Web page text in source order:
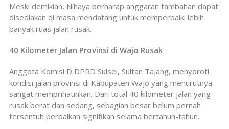
Meski demikian, Nihaya berharap anggaran tambahan dapat
disediakan di masa mendatang untuk memperbaiki lebih
banyak ruas jalan rusak.
40 Kilometer Jalan Provinsi di Wajo Rusak
Anggota Komisi D DPRD Sulsel, Sultan Tajang, menyoroti
kondisi jalan provinsi di Kabupaten Wajo yang menurutnya
sangat memprihatinkan. Dari total 40 kilometer jalan yang
rusak berat dan sedang, sebagian besar belum pernah
tersentuh perbaikan signifikan selama bertahun-tahun.